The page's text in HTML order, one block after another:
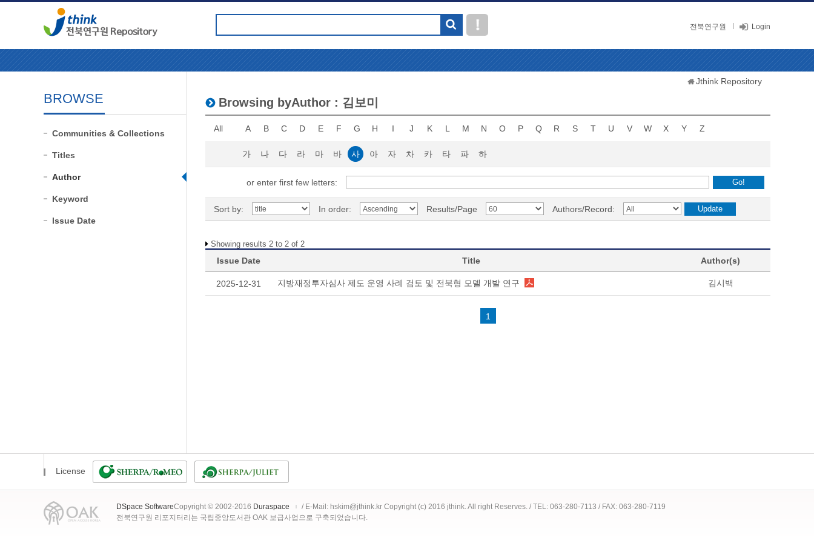
전북연구원 Login
BROWSE
Communities & Collections
Titles
Author
Keyword
Issue Date
Jthink Repository
Browsing byAuthor : 김보미
All A B C D E F G H I J K L M N O P Q R S T U V W X Y Z
가 나 다 라 마 바 사 아 자 차 카 타 파 하
or enter first few letters:
Sort by: In order: Results/Page Authors/Record:
Showing results 2 to 2 of 2
Issue Date Title Author(s)
2025-12-31 지방재정투자심사 제도 운영 사례 검토 및 전북형 모델 개발 연구 김시백
1
License
DSpace SoftwareCopyright © 2002-2016 Duraspace
/ E-Mail: hskim@jthink.kr Copyright (c) 2016 jthink. All right Reserves. / TEL: 063-280-7113 / FAX: 063-280-7119
전북연구원 리포지터리는 국립중앙도서관 OAK 보급사업으로 구축되었습니다.